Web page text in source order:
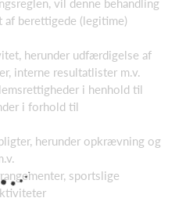
berettigede (legitime)
herunder udfærdigelse af
interne resultatlister m.v.
i henhold til
i forhold til
herunder opkrævning og
sportslige